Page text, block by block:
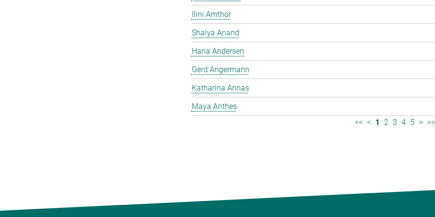
Ilini Amthor
Shalya Anand
Hana Andersen
Gerd Angermann
Katharina Annas
Maya Anthes
<< < 1 2 3 4 5 > >>